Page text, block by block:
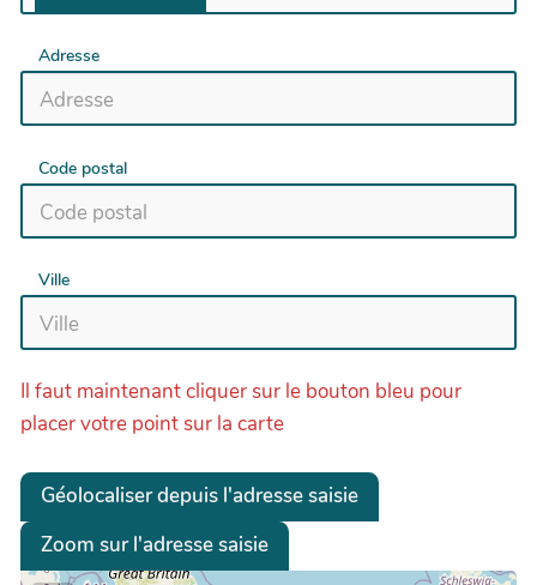
Adresse
Code postal
Ville
Il faut maintenant cliquer sur le bouton bleu pour
placer votre point sur la carte
Géolocaliser depuis l'adresse saisie
Zoom sur l'adresse saisie